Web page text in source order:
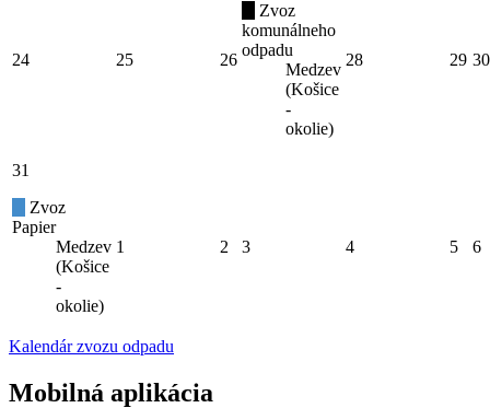
24 25 26
Zvoz
komunálneho
odpadu
Medzev
(Košice
-
okolie)
28 29 30
31
Zvoz
Papier
Medzev
(Košice
-
okolie)
1 2 3 4 5 6
Kalendár zvozu odpadu
Mobilná aplikácia